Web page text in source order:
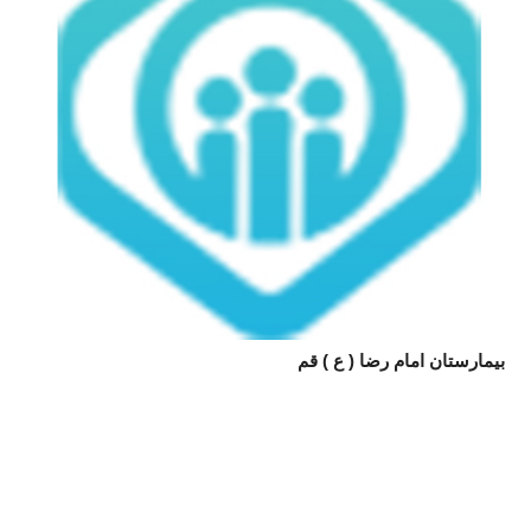
بیمارستان امام رضا ( ع ) قم